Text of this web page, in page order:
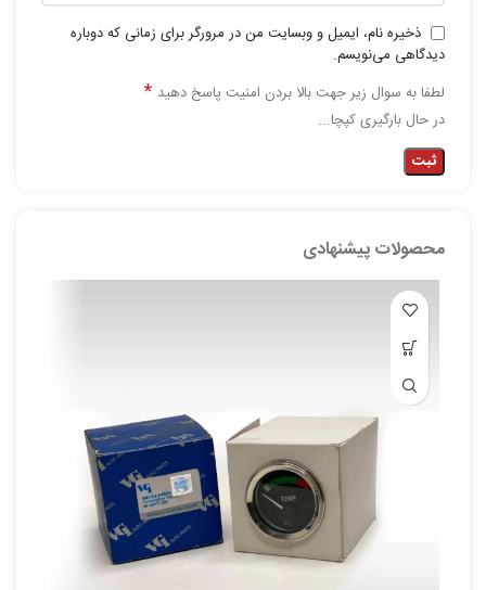
ذخیره نام، ایمیل و وبسایت من در مرورگر برای زمانی که دوباره
دیدگاهی می‌نویسم.
لطفا به سوال زیر جهت بالا بردن امنیت پاسخ دهید *
در حال بارگیری کپچا...
محصولات پیشنهادی